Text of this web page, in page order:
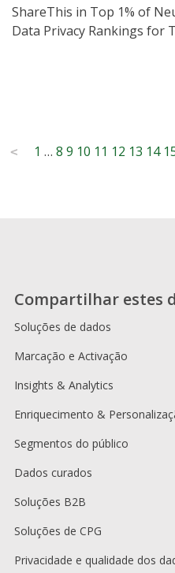
ShareThis in Top 1% of
Data Privacy Rankings for
< 1 … 8 9 10 11 12 13 14
Compartilhar estes
Soluções de dados
Marcação e Activação
Insights & Analytics
Enriquecimento &
Segmentos do público
Dados curados
Soluções B2B
Soluções de CPG
Privacidade e qualidade dos